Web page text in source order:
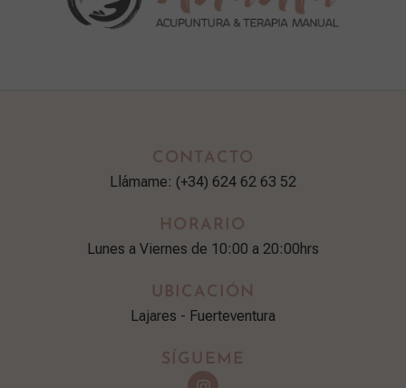
CONTACTO
Llámame: (+34) 624 62 63 52
HORARIO
Lunes a Viernes de 10:00 a 20:00hrs
UBICACIÓN
Lajares - Fuerteventura
SÍGUEME